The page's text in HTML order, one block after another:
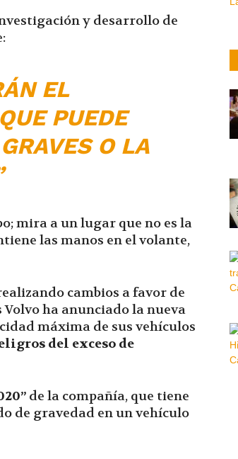
y desarrollo de
EL
PUEDE
O LA
mira a un lugar que no es la
las manos en el volante,
cambios a favor de
ha anunciado la nueva
máxima de sus vehículos
del exceso de
de la compañía, que tiene
de gravedad en un vehículo